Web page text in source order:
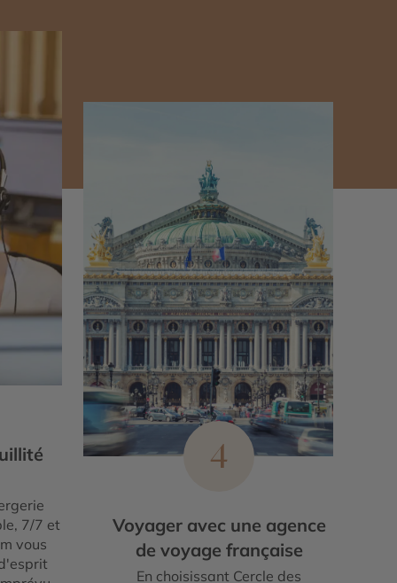
7/7 et
vous
4
Voyager avec une agence
de voyage française
En choisissant Cercle des